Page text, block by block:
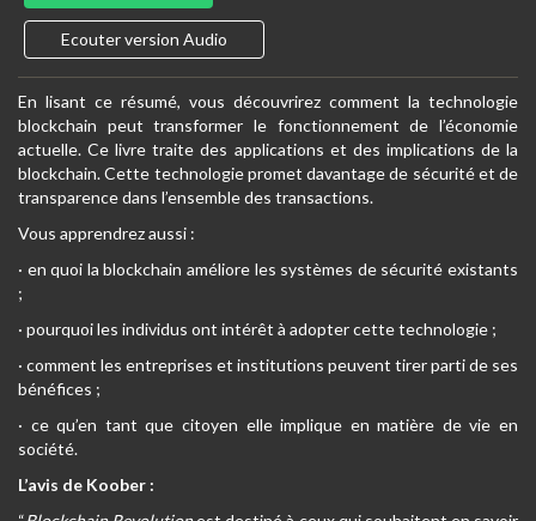
Ecouter version Audio
En lisant ce résumé, vous découvrirez comment la technologie
blockchain peut transformer le fonctionnement de l’économie
actuelle. Ce livre traite des applications et des implications de la
blockchain. Cette technologie promet davantage de sécurité et de
transparence dans l’ensemble des transactions.
Vous apprendrez aussi :
· en quoi la blockchain améliore les systèmes de sécurité existants
;
· pourquoi les individus ont intérêt à adopter cette technologie ;
· comment les entreprises et institutions peuvent tirer parti de ses
bénéfices ;
· ce qu’en tant que citoyen elle implique en matière de vie en
société.
L’avis de Koober :